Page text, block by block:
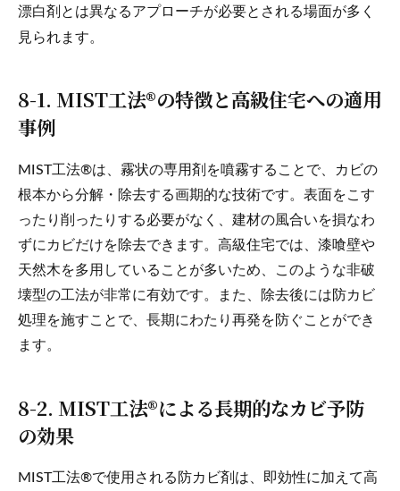
漂白剤とは異なるアプローチが必要とされる場面が多く
見られます。
8-1. MIST工法®の特徴と高級住宅への適用
事例
MIST工法®は、霧状の専用剤を噴霧することで、カビの
根本から分解・除去する画期的な技術です。表面をこす
ったり削ったりする必要がなく、建材の風合いを損なわ
ずにカビだけを除去できます。高級住宅では、漆喰壁や
天然木を多用していることが多いため、このような非破
壊型の工法が非常に有効です。また、除去後には防カビ
処理を施すことで、長期にわたり再発を防ぐことができ
ます。
8-2. MIST工法®による長期的なカビ予防
の効果
MIST工法®で使用される防カビ剤は、即効性に加えて高